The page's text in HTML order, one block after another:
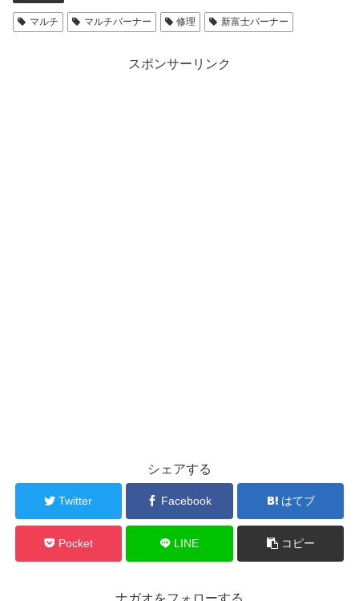
マルチ マルチバーナー 修理 新富士バーナー
スポンサーリンク
シェアする
Twitter Facebook はてブ
Pocket LINE コピー
ナガオをフォローする